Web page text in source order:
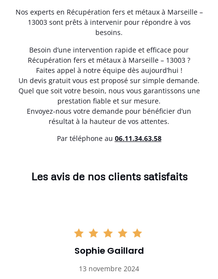
Nos experts en Récupération fers et métaux à Marseille –
13003 sont prêts à intervenir pour répondre à vos
besoins.
Besoin d’une intervention rapide et efficace pour
Récupération fers et métaux à Marseille – 13003 ?
Faites appel à notre équipe dès aujourd’hui !
Un devis gratuit vous est proposé sur simple demande.
Quel que soit votre besoin, nous vous garantissons une
prestation fiable et sur mesure.
Envoyez-nous votre demande pour bénéficier d’un
résultat à la hauteur de vos attentes.
Par téléphone au 06.11.34.63.58
Les avis de nos clients satisfaits
Sophie Gaillard
13 novembre 2024